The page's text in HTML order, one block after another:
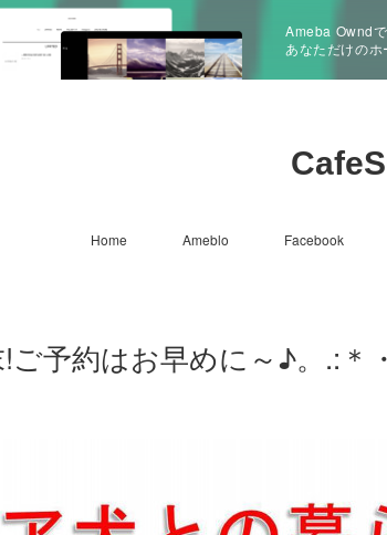
Ameba Owndで
あなただけの
Home Ameblo Facebook
ご予約はお早めに～♪。.:＊